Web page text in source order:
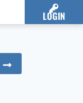
LOGIN